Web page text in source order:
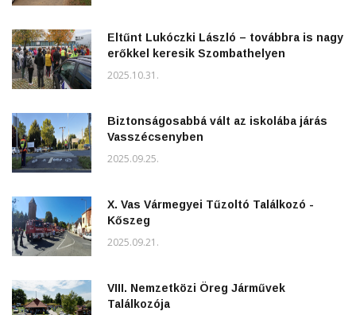
Eltűnt Lukóczki László – továbbra is nagy
erőkkel keresik Szombathelyen
2025.10.31.
Biztonságosabbá vált az iskolába járás
Vasszécsenyben
2025.09.25.
X. Vas Vármegyei Tűzoltó Találkozó -
Kőszeg
2025.09.21.
VIII. Nemzetközi Öreg Járművek
Találkozója